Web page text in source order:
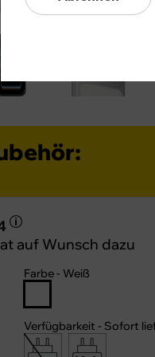
auf Wunsch dazu
Farbe - Weiß
Verfügbarkeit - Sofort